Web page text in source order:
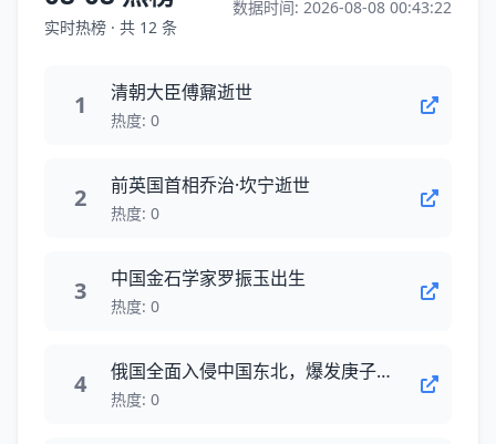
实时热榜 · 共 12 条
数据时间: 2026-08-08 00:43:22
1 清朝大臣傅鼐逝世
热度: 0
2 前英国首相乔治·坎宁逝世
热度: 0
3 中国金石学家罗振玉出生
热度: 0
4 俄国全面入侵中国东北，爆发庚子事变
热度: 0